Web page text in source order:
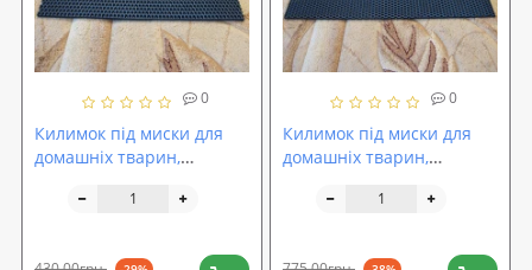
0
Килимок під миски для
домашніх тварин,
котів 60х50 см OSPORT (R-
0
Килимок під миски для
домашніх тварин,
котів 80х60 см OSPORT (R-